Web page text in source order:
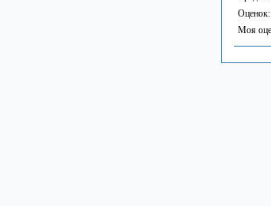
Оценок:
Моя